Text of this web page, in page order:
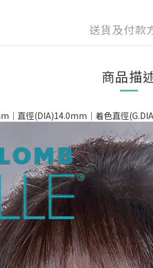
送貨及付款
商品描
｜直徑(DIA)14.0mm｜着色直徑